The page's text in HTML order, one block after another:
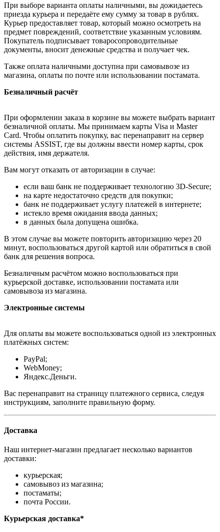
При выборе варианта оплаты наличными, вы дожидаетесь
приезда курьера и передаёте ему сумму за товар в рублях.
Курьер предоставляет товар, который можно осмотреть на
предмет повреждений, соответствие указанным условиям.
Покупатель подписывает товаросопроводительные
документы, вносит денежные средства и получает чек.
Также оплата наличными доступна при самовывозе из
магазина, оплаты по почте или использовании постамата.
Безналичный расчёт
При оформлении заказа в корзине вы можете выбрать вариант
безналичной оплаты. Мы принимаем карты Visa и Master
Card. Чтобы оплатить покупку, вас перенаправит на сервер
системы ASSIST, где вы должны ввести номер карты, срок
действия, имя держателя.
Вам могут отказать от авторизации в случае:
если ваш банк не поддерживает технологию 3D-Secure;
на карте недостаточно средств для покупки;
банк не поддерживает услугу платежей в интернете;
истекло время ожидания ввода данных;
в данных была допущена ошибка.
В этом случае вы можете повторить авторизацию через 20
минут, воспользоваться другой картой или обратиться в свой
банк для решения вопроса.
Безналичным расчётом можно воспользоваться при
курьерской доставке, использовании постамата или
самовывоза из магазина.
Электронные системы
Для оплаты вы можете воспользоваться одной из электронных
платёжных систем:
PayPal;
WebMoney;
Яндекс.Деньги.
Вас перенаправит на страницу платежного сервиса, следуя
инструкциям, заполните правильную форму.
Доставка
Наш интернет-магазин предлагает несколько вариантов
доставки:
курьерская;
самовывоз из магазина;
постаматы;
почта России.
Курьерская доставка*